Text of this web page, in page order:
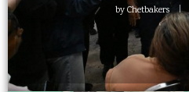
byChetbakers